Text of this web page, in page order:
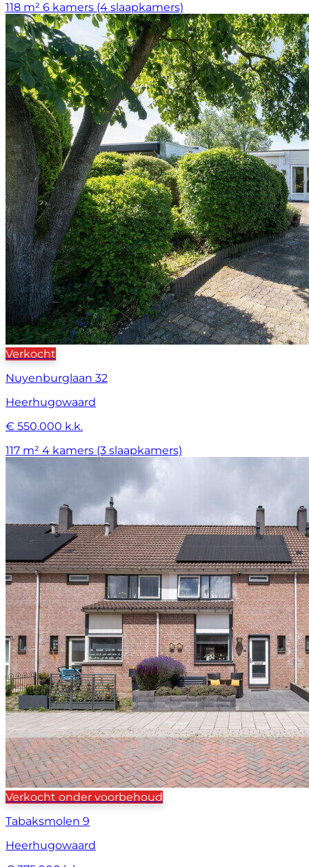
118 m² 6 kamers (4 slaapkamers)
Verkocht
Nuyenburglaan 32
Heerhugowaard
€ 550.000 k.k.
117 m² 4 kamers (3 slaapkamers)
Verkocht onder voorbehoud
Tabaksmolen 9
Heerhugowaard